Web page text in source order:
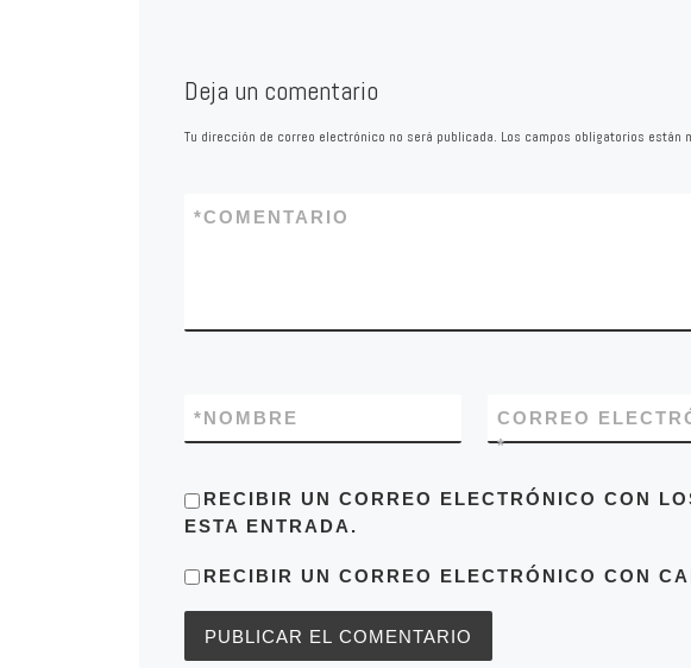
Deja un comentario
Tu dirección de correo electrónico no será publicada. Los campos obligatorios están
COMENTARIO
*
NOMBRE
*
CORREO
*
RECIBIR UN CORREO ELECTRÓNICO CON
ESTA ENTRADA.
RECIBIR UN CORREO ELECTRÓNICO CON